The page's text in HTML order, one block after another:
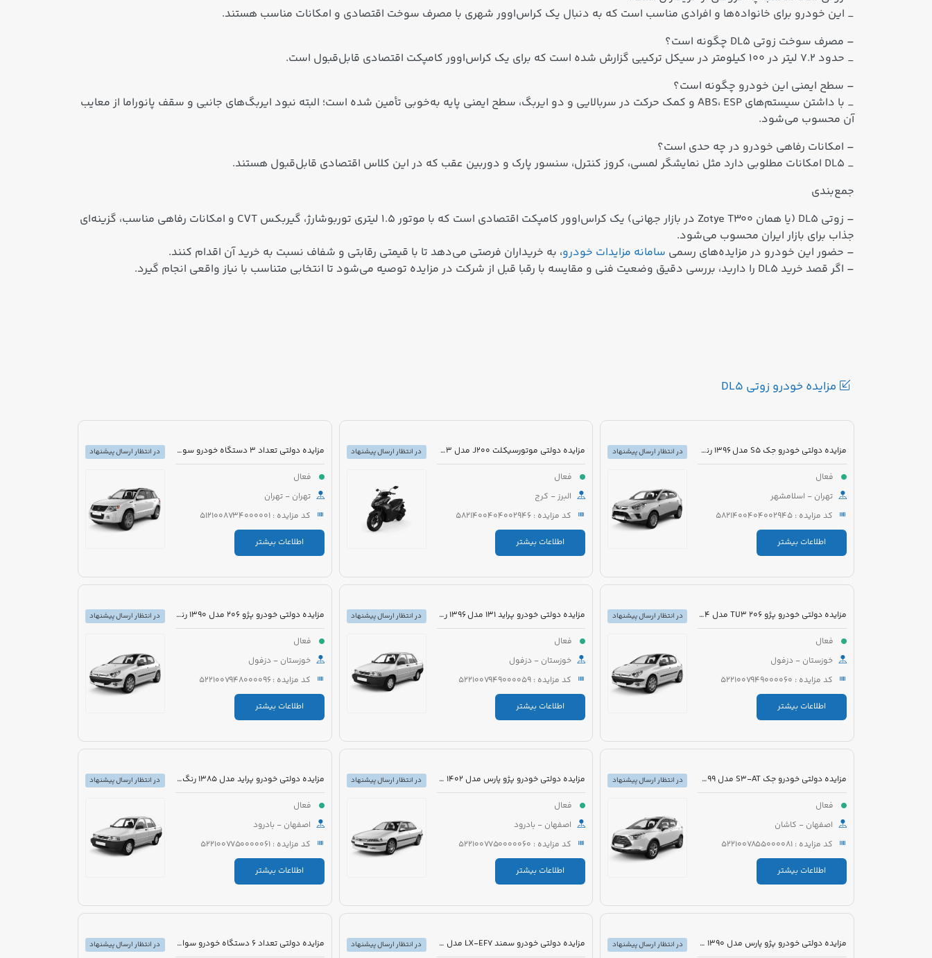
_ این خودرو برای خانواده‌ها و افرادی مناسب است که به دنبال یک کراس‌اوور شهری با مصرف سوخت اقتصادی و امکانات مناسب هستند.
– مصرف سوخت زوتی DL5 چگونه است؟
_ حدود ۷.۲ لیتر در ۱۰۰ کیلومتر در سیکل ترکیبی گزارش شده است که برای یک کراس‌اوور کامپکت اقتصادی قابل‌قبول است.
– سطح ایمنی این خودرو چگونه است؟
_ با داشتن سیستم‌های ABS، ESP و کمک حرکت در سربالایی و دو ایربگ، سطح ایمنی پایه به‌خوبی تأمین شده است؛ البته نبود ایربگ‌های جانبی و سقف پانوراما از معایب
آن محسوب می‌شود.
– امکانات رفاهی خودرو در چه حدی است؟
_ DL5 امکانات مطلوبی دارد مثل نمایشگر لمسی، کروز کنترل، سنسور پارک و دوربین عقب که در این کلاس اقتصادی قابل‌قبول هستند.
جمع‌بندی
– زوتی DL5 (یا همان Zotye T300 در بازار جهانی) یک کراس‌اوور کامپکت اقتصادی است که با موتور ۱.۵ لیتری توربوشارژ، گیربکس CVT و امکانات رفاهی مناسب، گزینه‌ای
جذاب برای بازار ایران محسوب می‌شود.
– حضور این خودرو در مزایده‌های رسمی سامانه مزایدات خودرو، به خریداران فرصتی می‌دهد تا با قیمتی رقابتی و شفاف نسبت به خرید آن اقدام کنند.
– اگر قصد خرید DL5 را دارید، بررسی دقیق وضعیت فنی و مقایسه با رقبا قبل از شرکت در مزایده توصیه می‌شود تا انتخابی متناسب با نیاز واقعی انجام گیرد.
مزایده خودرو زوتی DL5
مزایده دولتی خودرو جک S5 مدل 1396 رنگ سفید
فعال
تهران - اسلامشهر
کد مزایده : 5821400404002945
اطلاعات بیشتر
در انتظار ارسال پیشنهاد
مزایده دولتی موتورسیکلت J200 مدل 1403 رنگ بادمجانی
فعال
البرز - کرج
کد مزایده : 5821400404002946
اطلاعات بیشتر
در انتظار ارسال پیشنهاد
مزایده دولتی تعداد 3 دستگاه خودرو سواری
فعال
تهران - تهران
کد مزایده : 5121008734000001
اطلاعات بیشتر
در انتظار ارسال پیشنهاد
مزایده دولتی خودرو پژو 206 TU3 مدل 1394 رنگ سفید
فعال
خوزستان - دزفول
کد مزایده : 5221007949000060
اطلاعات بیشتر
در انتظار ارسال پیشنهاد
مزایده دولتی خودرو پراید 131 مدل 1396 رنگ سفید
فعال
خوزستان - دزفول
کد مزایده : 5221007949000059
اطلاعات بیشتر
در انتظار ارسال پیشنهاد
مزایده دولتی خودرو پژو 206 مدل 1390 رنگ سفید
فعال
خوزستان - دزفول
کد مزایده : 5221007948000096
اطلاعات بیشتر
در انتظار ارسال پیشنهاد
مزایده دولتی خودرو جک S3-AT مدل 1399 رنگ مشکی
فعال
اصفهان - کاشان
کد مزایده : 5221007855000081
اطلاعات بیشتر
در انتظار ارسال پیشنهاد
مزایده دولتی خودرو پژو پارس مدل 1402 رنگ سفید
فعال
اصفهان - بادرود
کد مزایده : 5221007750000060
اطلاعات بیشتر
در انتظار ارسال پیشنهاد
مزایده دولتی خودرو پراید مدل 1385 رنگ نقره ای
فعال
اصفهان - بادرود
کد مزایده : 5221007750000061
اطلاعات بیشتر
در انتظار ارسال پیشنهاد
مزایده دولتی خودرو پژو پارس مدل 1390 رنگ سفید در انتظار ارسال پیشنهاد مزایده دولتی خودرو سمند LX-EF7 مدل 1396 رنگ سفید در انتظار ارسال پیشنهاد مزایده دولتی تعداد 6 دستگاه خودرو سواری تویوتا کرولا PIONEER هیبرید 1800cc مدل 2023 در انتظار ارسال پیشنهاد